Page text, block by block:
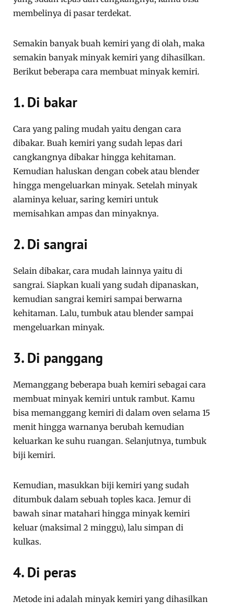
membelinya di pasar terdekat.
Semakin banyak buah kemiri yang di olah, maka
semakin banyak minyak kemiri yang dihasilkan.
Berikut beberapa cara membuat minyak kemiri.
1. Di bakar
Cara yang paling mudah yaitu dengan cara
dibakar. Buah kemiri yang sudah lepas dari
cangkangnya dibakar hingga kehitaman.
Kemudian haluskan dengan cobek atau blender
hingga mengeluarkan minyak. Setelah minyak
alaminya keluar, saring kemiri untuk
memisahkan ampas dan minyaknya.
2. Di sangrai
Selain dibakar, cara mudah lainnya yaitu di
sangrai. Siapkan kuali yang sudah dipanaskan,
kemudian sangrai kemiri sampai berwarna
kehitaman. Lalu, tumbuk atau blender sampai
mengeluarkan minyak.
3. Di panggang
Memanggang beberapa buah kemiri sebagai cara
membuat minyak kemiri untuk rambut. Kamu
bisa memanggang kemiri di dalam oven selama 15
menit hingga warnanya berubah kemudian
keluarkan ke suhu ruangan. Selanjutnya, tumbuk
biji kemiri.
Kemudian, masukkan biji kemiri yang sudah
ditumbuk dalam sebuah toples kaca. Jemur di
bawah sinar matahari hingga minyak kemiri
keluar (maksimal 2 minggu), lalu simpan di
kulkas.
4. Di peras
Metode ini adalah minyak kemiri yang dihasilkan